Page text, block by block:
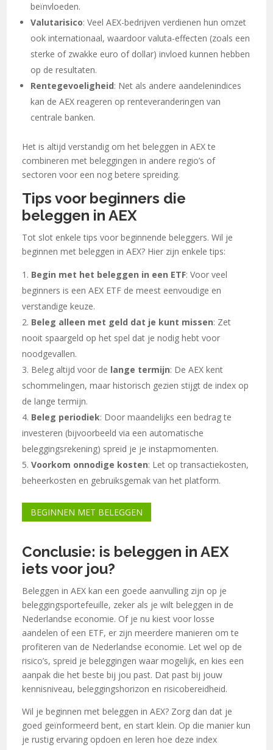
beïnvloeden.
Valutarisico: Veel AEX-bedrijven verdienen hun omzet
ook internationaal, waardoor valuta-effecten (zoals een
sterke of zwakke euro of dollar) invloed kunnen hebben
op de resultaten.
Rentegevoeligheid: Net als andere aandelenindices
kan de AEX reageren op renteveranderingen van
centrale banken.
Het is altijd verstandig om het beleggen in AEX te
combineren met beleggingen in andere regio’s of
sectoren voor een nog betere spreiding.
Tips voor beginners die
beleggen in AEX
Tot slot enkele tips voor beginnende beleggers. Wil je
beginnen met beleggen in AEX? Hier zijn enkele tips:
Begin met het beleggen in een ETF: Voor veel
beginners is een AEX ETF de meest eenvoudige en
verstandige keuze.
Beleg alleen met geld dat je kunt missen: Zet
nooit spaargeld op het spel dat je nodig hebt voor
noodgevallen.
Beleg altijd voor de lange termijn: De AEX kent
schommelingen, maar historisch gezien stijgt de index op
de lange termijn.
Beleg periodiek: Door maandelijks een bedrag te
investeren (bijvoorbeeld via een automatische
beleggingsrekening) spreid je je instapmomenten.
Voorkom onnodige kosten: Let op transactiekosten,
beheerkosten en gebruiksgemak van het platform.
BEGINNEN MET BELEGGEN
Conclusie: is beleggen in AEX
iets voor jou?
Beleggen in AEX kan een goede aanvulling zijn op je
beleggingsportefeuille, zeker als je wilt beleggen in de
Nederlandse economie. Of je nu kiest voor losse
aandelen of een ETF, er zijn meerdere manieren om te
profiteren van de Nederlandse economie. Let wel op de
risico’s, spreid je beleggingen waar mogelijk, en kies een
aanpak die het beste bij jou past. Dat past bij jouw
kennisniveau, beleggingshorizon en risicobereidheid.
Wil je beginnen met beleggen in AEX? Zorg dan dat je
goed geïnformeerd bent, en start klein. Op die manier kun
je rustig ervaring opdoen en leren hoe deze index